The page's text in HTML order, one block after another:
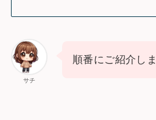
サチ
順番にご紹介し